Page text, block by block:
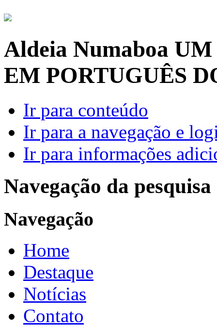
Aldeia Numaboa UM
EM PORTUGUÊS
Ir para conteúdo
Ir para a navegação e
Ir para informações
Navegação da pesquisa
Navegação
Home
Destaque
Notícias
Contato